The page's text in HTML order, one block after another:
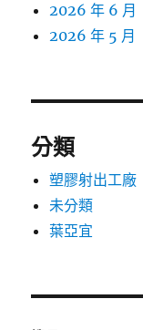
2026 年 6 月
2026 年 5 月
分類
塑膠射出工廠
未分類
葉亞宜